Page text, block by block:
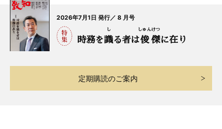
2026年7月1日 発行／ 8 月号
時務を識
し
る者は俊
しゅん
傑
けつ
に在り
定期購読のご案内